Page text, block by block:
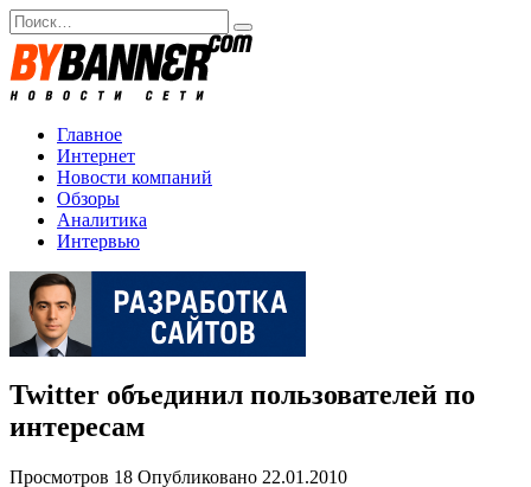
Перейти
к
содержанию
Search
for:
Главное
Интернет
Новости компаний
Обзоры
Аналитика
Интервью
Twitter объединил пользователей по
интересам
Просмотров 18 Опубликовано 22.01.2010